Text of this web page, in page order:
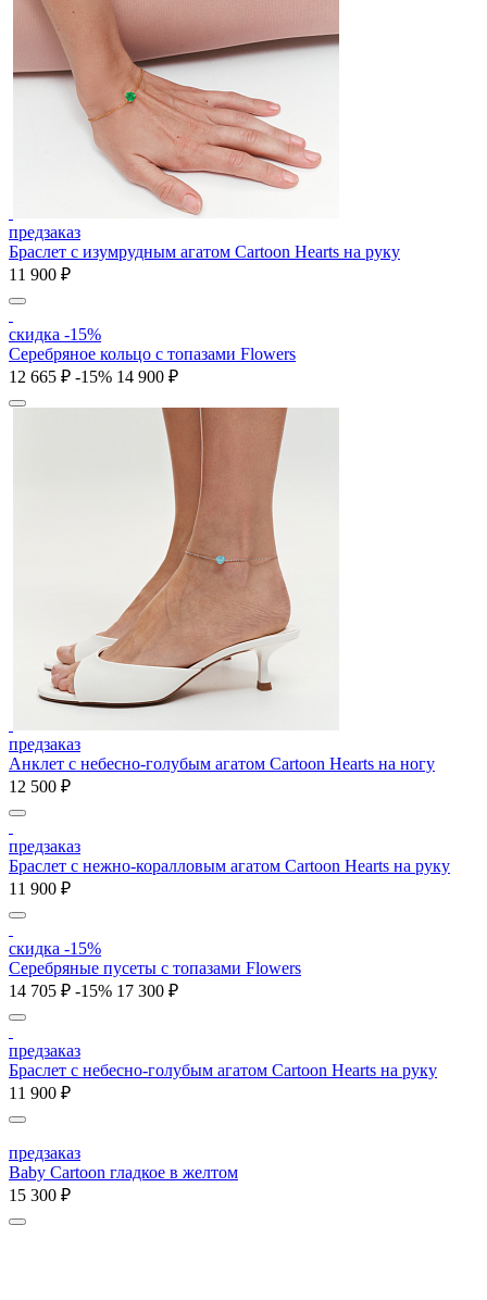
предзаказ
Браслет с изумрудным агатом Cartoon Hearts на руку
11 900 ₽
скидка -15%
Серебряное кольцо с топазами Flowers
12 665 ₽ -15% 14 900 ₽
предзаказ
Анклет с небесно-голубым агатом Cartoon Hearts на ногу
12 500 ₽
предзаказ
Браслет с нежно-коралловым агатом Cartoon Hearts на руку
11 900 ₽
скидка -15%
Серебряные пусеты с топазами Flowers
14 705 ₽ -15% 17 300 ₽
предзаказ
Браслет с небесно-голубым агатом Cartoon Hearts на руку
11 900 ₽
предзаказ
Baby Cartoon гладкое в желтом
15 300 ₽